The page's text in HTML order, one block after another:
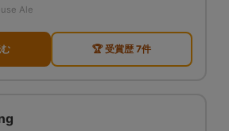
Ale
🏆 受賞歴 7件